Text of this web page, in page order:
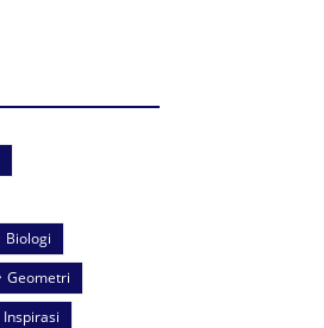
Biologi
Geometri
Inspirasi